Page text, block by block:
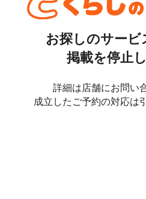
お探しのサービ
掲載を停止
詳細は店舗にお問い
成立したご予約の対応は